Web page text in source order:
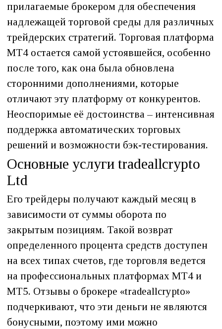
прилагаемые брокером для обеспечения
надлежащей торговой среды для различных
трейдерских стратегий. Торговая платформа
MT4 остается самой устоявшейся, особенно
после того, как она была обновлена
сторонними дополнениями, которые
отличают эту платформу от конкурентов.
Неоспоримые её достоинства – интенсивная
поддержка автоматических торговых
решений и возможности бэк-тестирования.
Основные услуги tradeallcrypto
Ltd
Его трейдеры получают каждый месяц в
зависимости от суммы оборота по
закрытым позициям. Такой возврат
определенного процента средств доступен
на всех типах счетов, где торговля ведется
на профессиональных платформах МТ4 и
МТ5. Отзывы о брокере «tradeallcrypto»
подчеркивают, что эти деньги не являются
бонусными, поэтому ими можно